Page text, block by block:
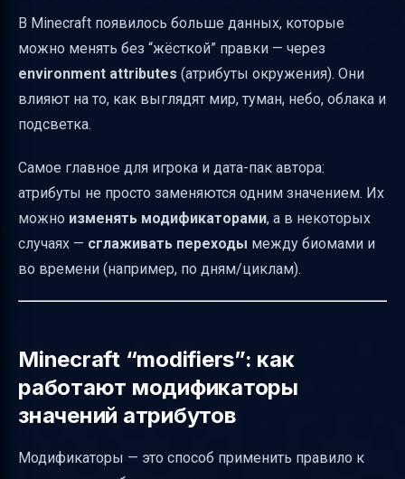
(быстрый принцип)
Нововведения в обновлении Minecraft Java
Edition (снимок): что стоит знать
Что ещё появилось: интерфейс отладки и
команда /swing
Резюме: что именно означает ваш
поисковый запрос для Minecraft-игры
В Minecraft появилось больше данных, которые
можно менять без “жёсткой” правки — через
environment attributes (атрибуты окружения). Они
влияют на то, как выглядят мир, туман, небо, облака и
подсветка.
Самое главное для игрока и дата-пак автора:
атрибуты не просто заменяются одним значением. Их
можно изменять модификаторами, а в некоторых
случаях — сглаживать переходы между биомами и
во времени (например, по дням/циклам).
Minecraft “modifiers”: как
работают модификаторы
значений атрибутов
Модификаторы — это способ применить правило к